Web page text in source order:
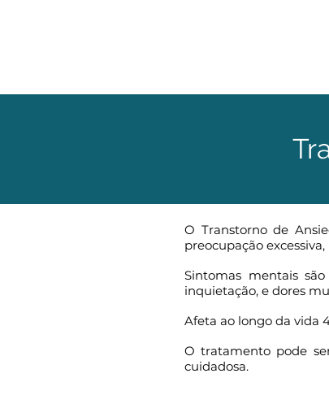
O Transtorno de
preocupação
Sintomas mentais
inquietação, e dores
Afeta ao longo da vida
O tratamento pode
cuidadosa.